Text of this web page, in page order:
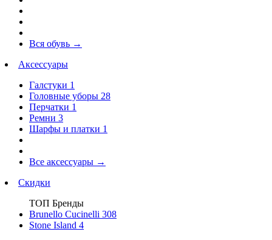
Вся обувь →
Аксессуары
Галстуки 1
Головные уборы 28
Перчатки 1
Ремни 3
Шарфы и платки 1
Все аксессуары →
Скидки
ТОП Бренды
Brunello Cucinelli 308
Stone Island 4